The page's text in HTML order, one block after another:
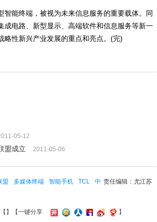
能终端，被视为未来信息服务的重要载体。同
电路、新型显示、高端软件和信息服务等新一
略性新兴产业发展的重点和亮点。(完)
05-12
盟成立 2011-05-06
责任编辑：尤江苏
盟 多媒体终端 智能手机 TCL
中
】 【一键分享 】